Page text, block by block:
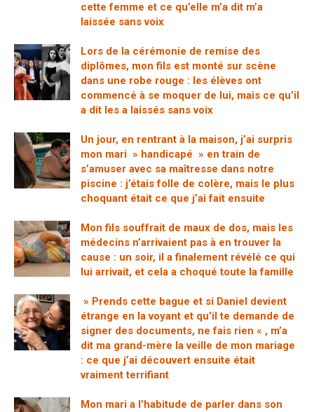
cette femme et ce qu’elle m’a dit m’a
laissée sans voix
Lors de la cérémonie de remise des
diplômes, mon fils est monté sur scène
dans une robe rouge : les élèves ont
commencé à se moquer de lui, mais ce qu’il
a dit les a laissés sans voix
Un jour, en rentrant à la maison, j’ai surpris
mon mari » handicapé » en train de
s’amuser avec sa maîtresse dans notre
piscine : j’étais folle de colère, mais le plus
choquant était ce que j’ai fait ensuite
Mon fils souffrait de maux de dos, mais les
médecins n’arrivaient pas à en trouver la
cause : un soir, il a finalement révélé ce qui
lui arrivait, et cela a choqué toute la famille
» Prends cette bague et si Daniel devient
étrange en la voyant et qu’il te demande de
signer des documents, ne fais rien « , m’a
dit ma grand-mère la veille de mon mariage
: ce que j’ai découvert ensuite était
vraiment terrifiant
Mon mari a l’habitude de parler dans son